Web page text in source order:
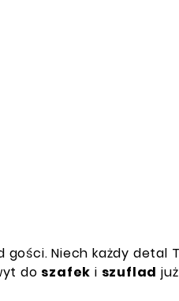
Niech każdy detal
do szafek i szuflad